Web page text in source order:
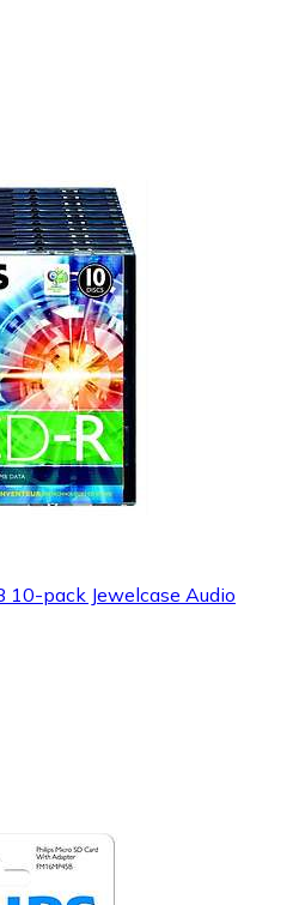
10-pack Jewelcase Audio